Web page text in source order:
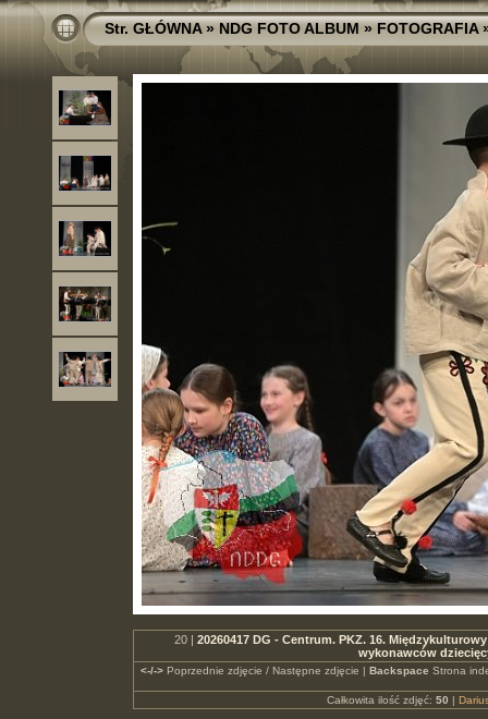
Str. GŁÓWNA»NDG FOTO ALBUM»FOTOGRAFIA
20 | 20260417 DG - Centrum. PKZ. 16.
wykonawców
<-/->Poprzednie zdjęcie / Następne zdjęcie | Backspace Strona
Całkowita ilość zdjęć: 50 |